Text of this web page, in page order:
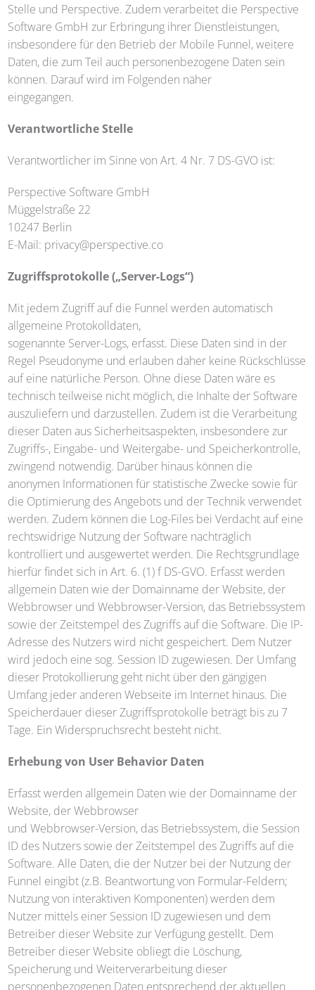
Stelle und Perspective. Zudem verarbeitet die Perspective
Software GmbH zur Erbringung ihrer Dienstleistungen,
insbesondere für den Betrieb der Mobile Funnel, weitere
Daten, die zum Teil auch personenbezogene Daten sein
können. Darauf wird im Folgenden näher
eingegangen.
Verantwortliche Stelle
Verantwortlicher im Sinne von Art. 4 Nr. 7 DS-GVO ist:
Perspective Software GmbH
Müggelstraße 22
10247 Berlin
E-Mail: privacy@perspective.co
Zugriffsprotokolle („Server-Logs“)
Mit jedem Zugriff auf die Funnel werden automatisch
allgemeine Protokolldaten,
sogenannte Server-Logs, erfasst. Diese Daten sind in der
Regel Pseudonyme und erlauben daher keine Rückschlüsse
auf eine natürliche Person. Ohne diese Daten wäre es
technisch teilweise nicht möglich, die Inhalte der Software
auszuliefern und darzustellen. Zudem ist die Verarbeitung
dieser Daten aus Sicherheitsaspekten, insbesondere zur
Zugriffs-, Eingabe- und Weitergabe- und Speicherkontrolle,
zwingend notwendig. Darüber hinaus können die
anonymen Informationen für statistische Zwecke sowie für
die Optimierung des Angebots und der Technik verwendet
werden. Zudem können die Log-Files bei Verdacht auf eine
rechtswidrige Nutzung der Software nachträglich
kontrolliert und ausgewertet werden. Die Rechtsgrundlage
hierfür findet sich in Art. 6. (1) f DS-GVO. Erfasst werden
allgemein Daten wie der Domainname der Website, der
Webbrowser und Webbrowser-Version, das Betriebssystem
sowie der Zeitstempel des Zugriffs auf die Software. Die IP-
Adresse des Nutzers wird nicht gespeichert. Dem Nutzer
wird jedoch eine sog. Session ID zugewiesen. Der Umfang
dieser Protokollierung geht nicht über den gängigen
Umfang jeder anderen Webseite im Internet hinaus. Die
Speicherdauer dieser Zugriffsprotokolle beträgt bis zu 7
Tage. Ein Widerspruchsrecht besteht nicht.
Erhebung von User Behavior Daten
Erfasst werden allgemein Daten wie der Domainname der
Website, der Webbrowser
und Webbrowser-Version, das Betriebssystem, die Session
ID des Nutzers sowie der Zeitstempel des Zugriffs auf die
Software. Alle Daten, die der Nutzer bei der Nutzung der
Funnel eingibt (z.B. Beantwortung von Formular-Feldern;
Nutzung von interaktiven Komponenten) werden dem
Nutzer mittels einer Session ID zugewiesen und dem
Betreiber dieser Website zur Verfügung gestellt. Dem
Betreiber dieser Website obliegt die Löschung,
Speicherung und Weiterverarbeitung dieser
personenbezogenen Daten entsprechend der aktuellen